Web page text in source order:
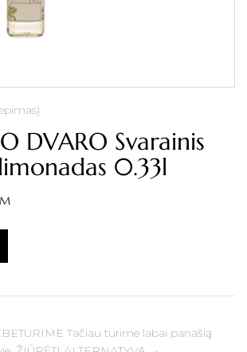
DVARO Svarainis
0.33l
Tačiau turime labai panašią